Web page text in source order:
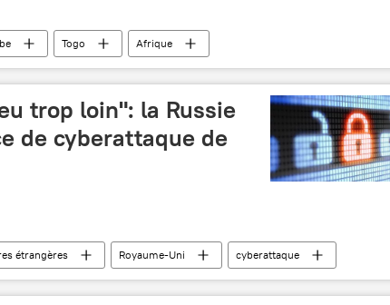
Togo Afrique
trop loin": la Russie
de cyberattaque de
étrangères Royaume-Uni
cyberattaque
Ben Wallace International